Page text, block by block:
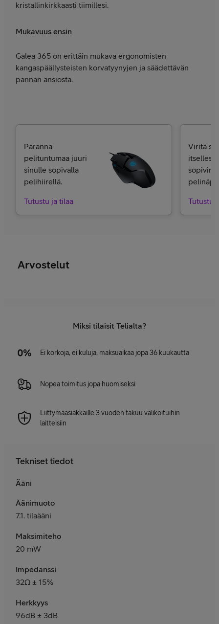
kristallinkirkkaasti tiimillesi.
Mukavuus ensin
Galea 365 on erittäin mukava ergonomisten
kangaspäällysteisten korvatyynyjen ja säädettävän
pannan ansiosta.
Paranna
pelituntumaa juuri
sinulle sopivalla
pelihiirellä.
Tutustu ja tilaa
Viritä
itsellesi
Tutustu
Arvostelut
Miksi tilaisit Telialta?
Ei korkoja, ei kuluja, maksuaikaa jopa 36 kuukautta
Nopea toimitus jopa huomiseksi
Liittymäasiakkaille 3 vuoden takuu valikoituihin
laitteisiin
Tekniset tiedot
Ääni
Äänimuoto
7.1. tilaääni
Maksimiteho
20 mW
Impedanssi
32Ω ± 15%
Herkkyys
96dB ± 3dB